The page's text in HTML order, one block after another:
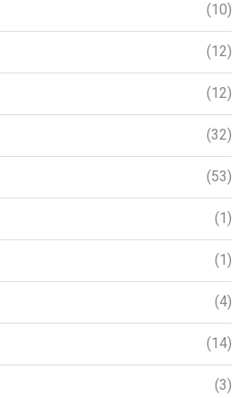
(10)
(12)
(12)
(32)
(53)
(1)
(1)
(4)
(14)
(3)